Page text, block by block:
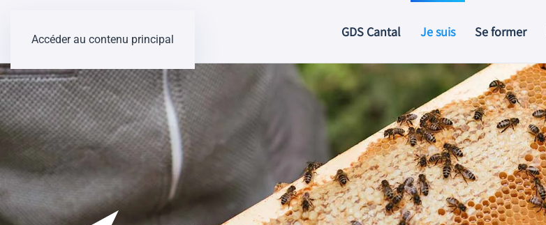
Accéder au contenu principal GDS Cantal Je suis Se former